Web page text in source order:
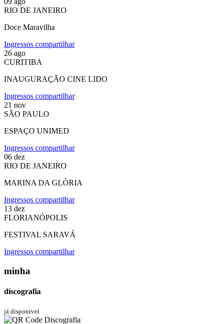
RIO DE JANEIRO
Doce Maravilha
Ingressos compartilhar
26 ago
CURITIBA
INAUGURAÇÃO CINE LIDO
Ingressos compartilhar
21 nov
SÃO PAULO
ESPAÇO UNIMED
Ingressos compartilhar
06 dez
RIO DE JANEIRO
MARINA DA GLÓRIA
Ingressos compartilhar
13 dez
FLORIANÓPOLIS
FESTIVAL SARAVÁ
Ingressos compartilhar
minha
discografia
já disponivel